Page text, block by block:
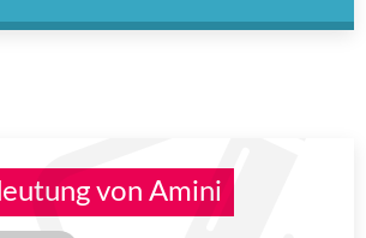
von Amini